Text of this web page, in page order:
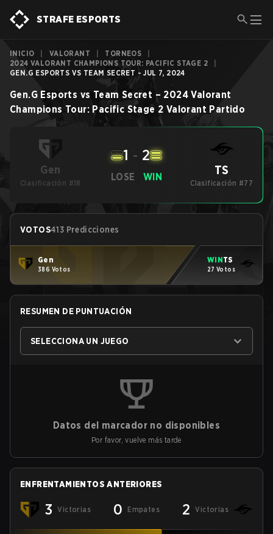
STRAFE ESPORTS
INICIO VALORANT TORNEOS
2024 VALORANT CHAMPIONS TOUR: PACIFIC STAGE 2
GEN.G ESPORTS VS TEAM SECRET - JUL 7, 2024
Gen.G Esports vs Team Secret – 2024 Valorant
Champions Tour: Pacific Stage 2 Valorant Partido
Gen
Clasificación #18
LOSE
1 - 2
WIN TS
Clasificación #77
VOTOS413 Predicciones
Gen
386 Votos
WINTS
27 Votos
RESUMEN DE PUNTUACIÓN
SELECCIONA UN JUEGO
Datos del marcador no disponibles
Por favor, vuelve más tarde
ENFRENTAMIENTOS ANTERIORES
3 Victorias 0 Empates 2 Victorias